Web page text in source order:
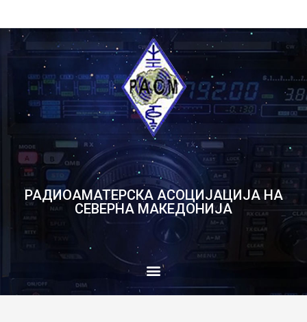
РАДИОАМАТЕРСКА АСОЦИЈАЦИЈА НА
СЕВЕРНА МАКЕДОНИЈА